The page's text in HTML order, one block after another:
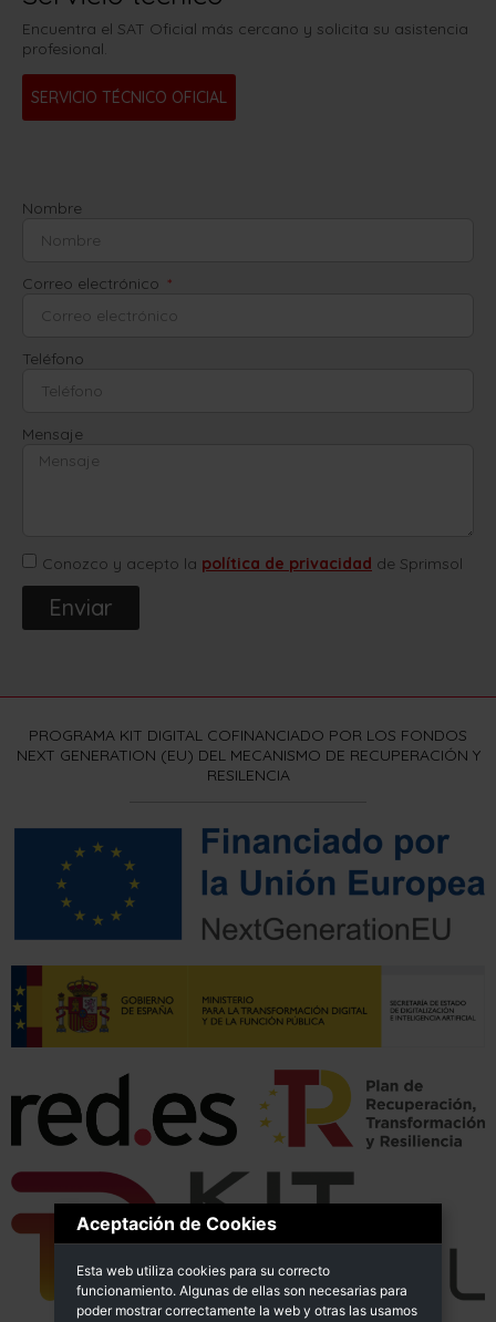
Encuentra el SAT Oficial más cercano y solicita su asistencia
profesional.
SERVICIO TÉCNICO OFICIAL
Nombre
Correo electrónico
Teléfono
Mensaje
Conozco y acepto la política de privacidad de Sprimsol
Enviar
PROGRAMA KIT DIGITAL COFINANCIADO POR LOS FONDOS
NEXT GENERATION (EU) DEL MECANISMO DE RECUPERACIÓN Y
RESILENCIA
Aceptación de Cookies
Esta web utiliza cookies para su correcto
funcionamiento. Algunas de ellas son necesarias para
poder mostrar correctamente la web y otras las usamos